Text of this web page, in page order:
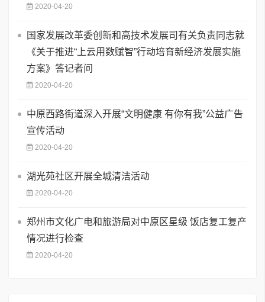
2020-04-20
国家发展改革委创新和高技术发展司有关负责同志就
《关于推进“上云用数赋智”行动培育新经济发展实施
方案》答记者问
2020-04-20
中原西路街道深入开展“文明健康 有你有我”公益广告
宣传活动
2020-04-20
湖光苑社区开展全城清洁活动
2020-04-20
郑州市文化广电和旅游局对中原区星级 饭店复工复产
情况进行检查
2020-04-20